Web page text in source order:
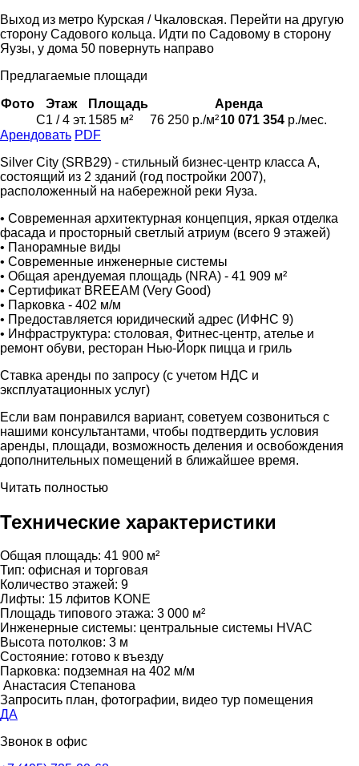
Выход из метро Курская / Чкаловская. Перейти на другую
сторону Садового кольца. Идти по Садовому в сторону
Яузы, у дома 50 повернуть направо
Предлагаемые площади
Фото Этаж Площадь
Аренда
C1 / 4 эт. 1585 м² 76 250 р./м²10 071 354 р./мес.
Арендовать PDF
Silver City (SRB29) - стильный бизнес-центр класса А,
состоящий из 2 зданий (год постройки 2007),
расположенный на набережной реки Яуза.
• Современная архитектурная концепция, яркая отделка
фасада и просторный светлый атриум (всего 9 этажей)
• Панорамные виды
• Современные инженерные системы
• Общая арендуемая площадь (NRA) - 41 909 м²
• Сертификат BREEAM (Very Good)
• Парковка - 402 м/м
• Предоставляется юридический адрес (ИФНС 9)
• Инфраструктура: столовая, Фитнес-центр, ателье и
ремонт обуви, ресторан Нью-Йорк пицца и гриль
Ставка аренды по запросу (с учетом НДС и
эксплуатационных услуг)
Если вам понравился вариант, советуем созвониться с
нашими консультантами, чтобы подтвердить условия
аренды, площади, возможность деления и освобождения
дополнительных помещений в ближайшее время.
Читать полностью
Технические характеристики
Общая площадь: 41 900 м²
Тип: офисная и торговая
Количество этажей: 9
Лифты: 15 лфитов KONE
Площадь типового этажа: 3 000 м²
Инженерные системы: центральные системы HVAC
Высота потолков: 3 м
Состояние: готово к въезду
Парковка: подземная на 402 м/м
Анастасия Степанова
Запросить план, фотографии, видео тур помещения
ДА
Звонок в офис